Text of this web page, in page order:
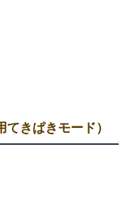
きぱきモード）